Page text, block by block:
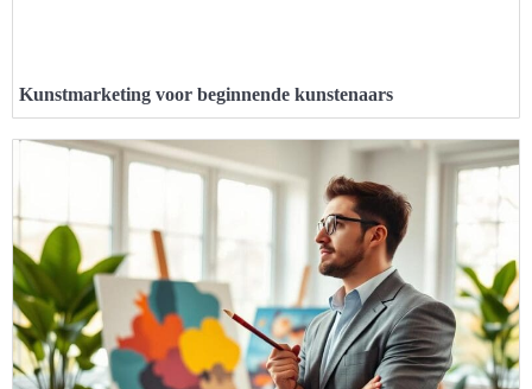
Kunstmarketing voor beginnende kunstenaars